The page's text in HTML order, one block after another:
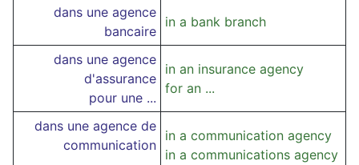
dans une agence
bancaire
in a bank branch
dans une agence
d'assurance
pour une ...
in an insurance agency
for an ...
dans une agence de
communication
in a communication agency
in a communications agency